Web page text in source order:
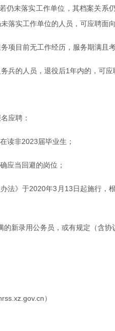
仍未落实工作单位，其档案关系
落实工作单位的人员，可应聘面
项目前无工作经历，服务期满且
兵的人员，退役后1年内的，可应
应聘：
读非2023届毕业生；
应当回避的岗位；
法》于2020年3月13日起施行，
新录用公务员，或有规定（含
）